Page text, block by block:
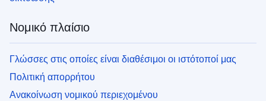
Νομικό πλαίσιο
Γλώσσες στις οποίες είναι διαθέσιμοι οι ιστότοποί μας
Πολιτική απορρήτου
Ανακοίνωση νομικού περιεχομένου